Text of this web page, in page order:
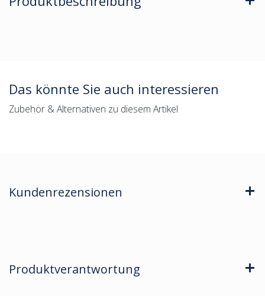
Das könnte Sie auch interessieren
Zubehör & Alternativen zu diesem Artikel
Kundenrezensionen
Produktverantwortung